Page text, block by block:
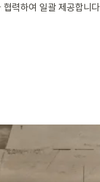
력하여 일괄 제공합니